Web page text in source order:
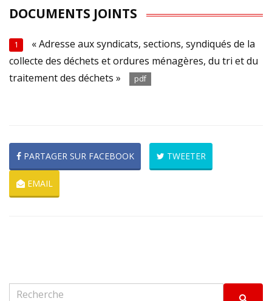
DOCUMENTS JOINTS
1
« Adresse aux syndicats, sections, syndiqués de la
collecte des déchets et ordures ménagères, du tri et du
traitement des déchets »
pdf
PARTAGER SUR FACEBOOK TWEETER
EMAIL